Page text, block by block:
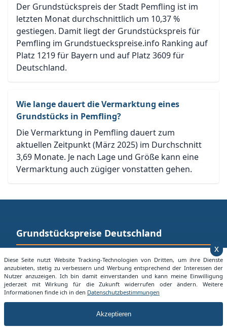
Der Grundstückspreis der Stadt Pemfling ist im
letzten Monat durchschnittlich um 10,37 %
gestiegen. Damit liegt der Grundstückspreis für
Pemfling im Grundstueckspreise.info Ranking auf
Platz 1219 für Bayern und auf Platz 3609 für
Deutschland.
Wie lange dauert die Vermarktung eines
Grundstücks in Pemfling?
Die Vermarktung in Pemfling dauert zum
aktuellen Zeitpunkt (März 2025) im Durchschnitt
3,69 Monate. Je nach Lage und Größe kann eine
Vermarktung auch zügiger vonstatten gehen.
Grundstückspreise Deutschland
Mit der Seite Grundstueckspreise.info bieten wir jedem
die Möglichkeit sich einen Überblick über aktuelle
Grundstücksangebote in seiner Nähe zu machen.
Besuchen Sie auch:
x
Diese Seite nutzt Website Tracking-Technologien von Dritten, um ihre Dienste
anzubieten, stetig zu verbessern und Werbung entsprechend der Interessen der
Nutzer anzuzeigen. Ich bin damit einverstanden und kann meine Einwilligung
jederzeit mit Wirkung für die Zukunft widerrufen oder ändern. Weitere
Informationen finde ich in den Datenschutzbestimmungen
Akzeptieren